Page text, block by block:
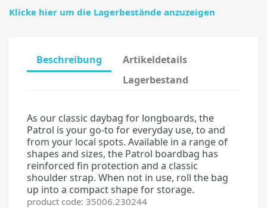
Klicke hier um die Lagerbestände anzuzeigen
Beschreibung
Artikeldetails
Lagerbestand
As our classic daybag for longboards, the
Patrol is your go-to for everyday use, to and
from your local spots. Available in a range of
shapes and sizes, the Patrol boardbag has
reinforced fin protection and a classic
shoulder strap. When not in use, roll the bag
up into a compact shape for storage.
product code: 35006.230244